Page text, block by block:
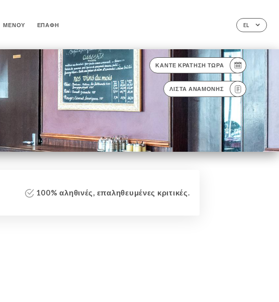
EL
ΜΕΝΟΎ ΕΠΑΦΉ
ΚΆΝΤΕ ΚΡΆΤΗΣΗ ΤΏΡΑ
ΛΊΣΤΑ ΑΝΑΜΟΝΉΣ
100% αληθινές, επαληθευμένες κριτικές.